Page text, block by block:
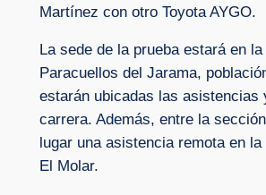
Martínez con otro Toyota AYGO.
La sede de la prueba estará en
Paracuellos del Jarama,
estarán ubicadas las asistencias
carrera. Además, entre la
lugar una asistencia remota en
El Molar.